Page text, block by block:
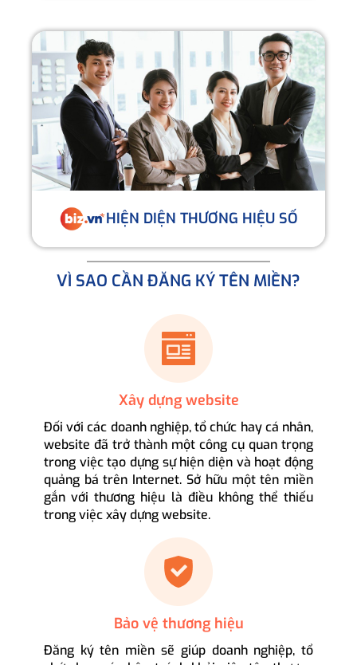
HIỆN DIỆN THƯƠNG HIỆU SỐ
VÌ SAO CẦN ĐĂNG KÝ TÊN MIỀN?
Xây dựng website
Đối với các doanh nghiệp, tổ chức hay cá nhân,
website đã trở thành một công cụ quan trọng
trong việc tạo dựng sự hiện diện và hoạt động
quảng bá trên Internet. Sở hữu một tên miền
gắn với thương hiệu là điều không thể thiếu
trong việc xây dựng website.
Bảo vệ thương hiệu
Đăng ký tên miền sẽ giúp doanh nghiệp, tổ